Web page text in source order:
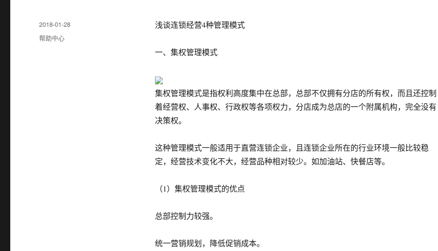
浅谈连锁经营4种管理模式
一、集权管理模式
集权管理模式是指权利高度集中在总部，总部不仅拥有分店的所有权，而且还控制
着经营权、人事权、行政权等各项权力，分店成为总店的一个附属机构，完全没有
决策权。
这种管理模式一般适用于直营连锁企业，且连锁企业所在的行业环境一般比较稳
定，经营技术变化不大，经营品种相对较少。如加油站、快餐店等。
（1）集权管理模式的优点
总部控制力较强。
统一营销规划，降低促销成本。
发
布
于
2018-01-28
分
帮助中心